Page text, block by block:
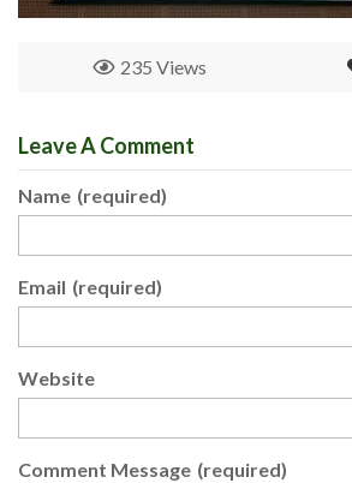
235 Views
Leave A Comment
Name (required)
Email (required)
Website
Comment Message (required)